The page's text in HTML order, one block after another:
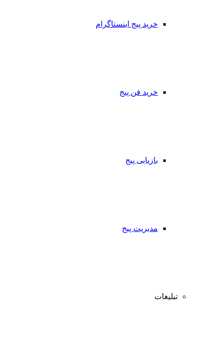
خرید پیج اینستاگرام
خرید فن پیج
بازیابی پیج
مدیریت پیج
تبلیغات